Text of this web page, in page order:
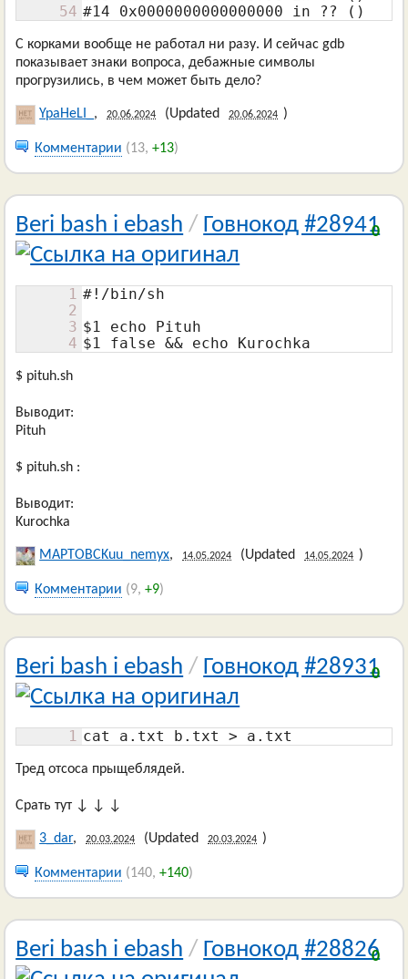
54 #14 0x0000000000000000 in ?? ()
С корками вообще не работал ни разу. И сейчас gdb
показывает знаки вопроса, дебажные символы
прогрузились, в чем может быть дело?
YpaHeLI_ , 20.06.2024 (Updated 20.06.2024 )
Комментарии (13,+13)
Beri bash i ebash / Говнокод #28941
0
1
2
3
4
#!/bin/sh
$1 echo Pituh
$1 false && echo Kurochka
$ pituh.sh
Выводит:
Pituh
$ pituh.sh :
Выводит:
Kurochka
MAPTOBCKuu_nemyx, 14.05.2024 (Updated 14.05.2024 )
Комментарии (9,+9)
Beri bash i ebash / Говнокод #28931
0
1 cat a.txt b.txt > a.txt
Тред отсоса прыщеблядей.
Срать тут ↓ ↓ ↓
3_dar, 20.03.2024 (Updated 20.03.2024 )
Комментарии (140,+140)
Beri bash i ebash / Говнокод #28826
0